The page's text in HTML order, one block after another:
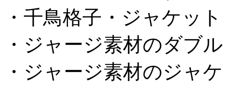
・千鳥格子・ジャケッ
・ジャージ素材のダブ
・ジャージ素材のジャ